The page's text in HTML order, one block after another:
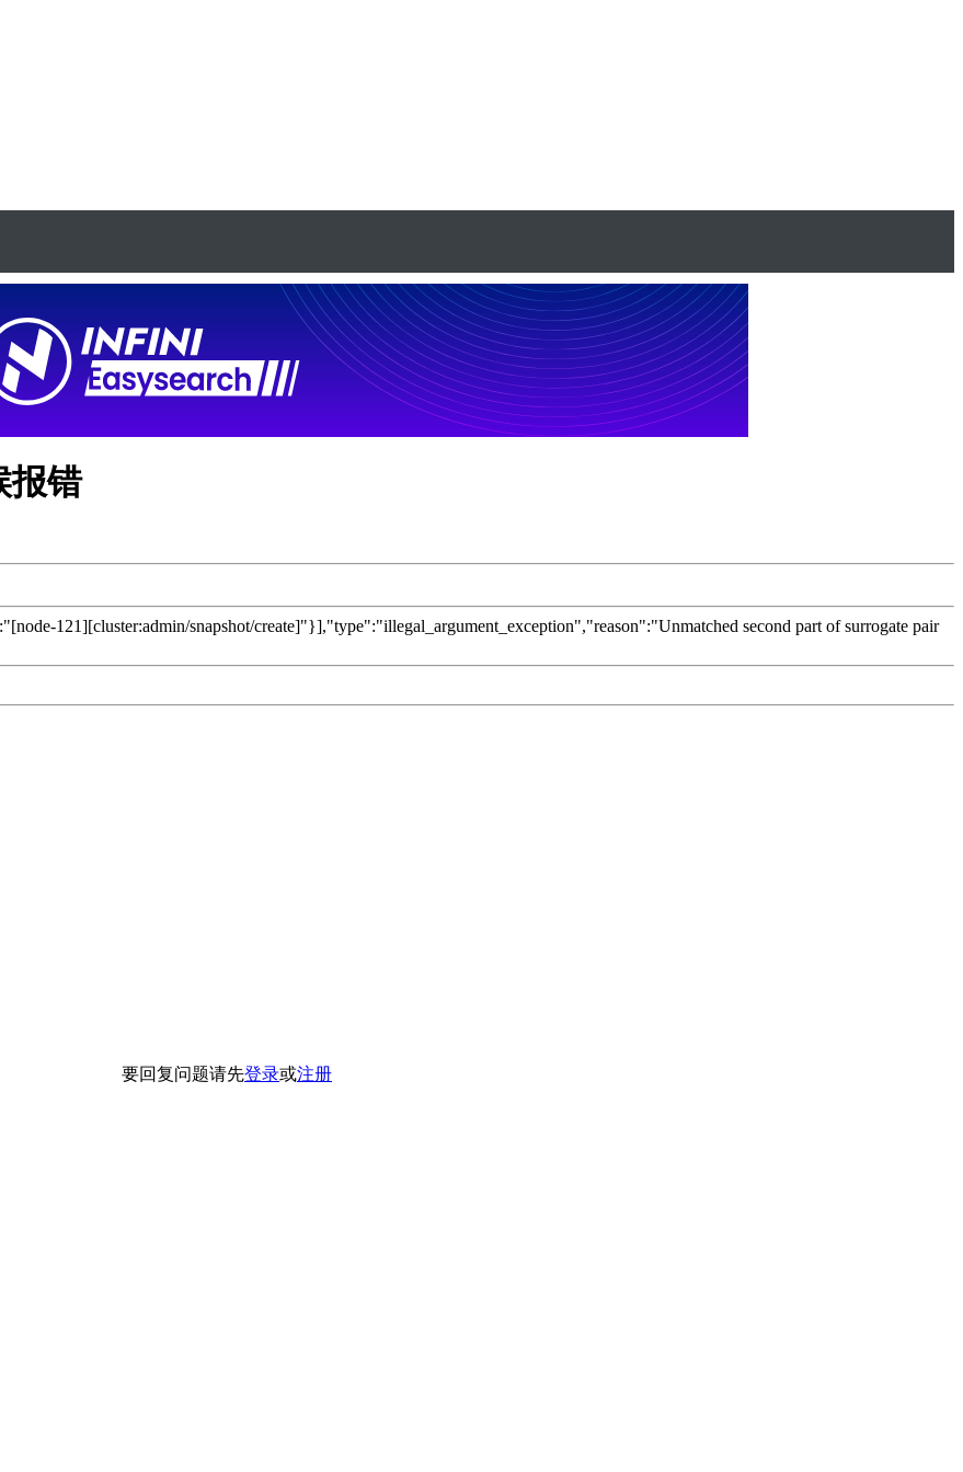
报错
121][cluster:admin/snapshot/create]"}],"type":"illegal_argument_exception","reason":"Unmatched second part of surrogate pair
要回复问题请先登录或注册